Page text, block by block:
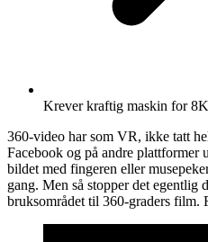
Krever kraftig maskin for
360-video har som VR, ikke tatt
Facebook og på andre plattformer
bildet med fingeren eller
gang. Men så stopper det egentlig
bruksområdet til 360-graders film.